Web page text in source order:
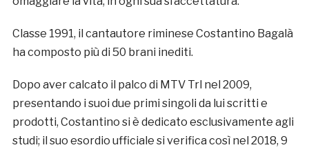
Classe 1991, il cantautore riminese Costantino Bagalà
ha composto più di 50 brani inediti.
Dopo aver calcato il palco di MTV Trl nel 2009,
presentando i suoi due primi singoli da lui scritti e
prodotti, Costantino si è dedicato esclusivamente agli
studi; il suo esordio ufficiale si verifica così nel 2018, 9